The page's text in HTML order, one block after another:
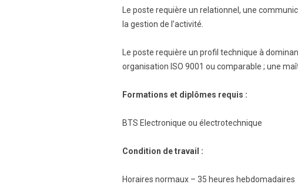
Le poste requière un relationnel, une
la gestion de l’activité.
Le poste requière un profil technique à
organisation ISO 9001 ou comparable ; une
Formations et diplômes requis :
BTS Electronique ou électrotechnique
Condition de travail :
Horaires normaux – 35 heures hebdomadaires